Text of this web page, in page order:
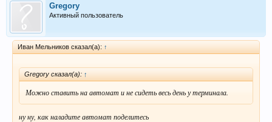
Gregory
Активный пользователь
Иван Мельников сказал(а): ↑
Gregory сказал(а): ↑
Можно ставить на автомат и не сидеть весь день у терминала.
ну ну, как наладите автомат поделитесь